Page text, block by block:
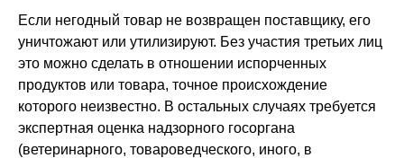
Если негодный товар не возвращен поставщику, его
уничтожают или утилизируют. Без участия третьих лиц
это можно сделать в отношении испорченных
продуктов или товара, точное происхождение
которого неизвестно. В остальных случаях требуется
экспертная оценка надзорного госоргана
(ветеринарного, товароведческого, иного, в